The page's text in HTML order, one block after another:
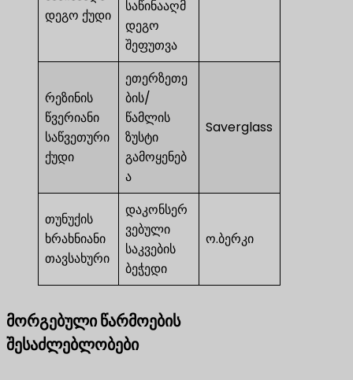
დეგო ქუდი
საწინააღმ
დეგო
შეფუთვა
რეზინის
წვერიანი
საწვეთური
ქუდი
ეთერზეთე
ბის/
წამლის
ზუსტი
გამოყენებ
ა
Saverglass
თუნუქის
ხრახნიანი
თავსახური
დაკონსერ
ვებული
საკვების
ბეჭედი
ო.ბერკი
მორგებული წარმოების
შესაძლებლობები